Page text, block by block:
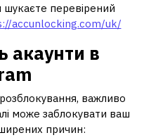
перевірений
accunlocking.com/uk/
акаунти в
важливо
може заблокувати ваш
причин: